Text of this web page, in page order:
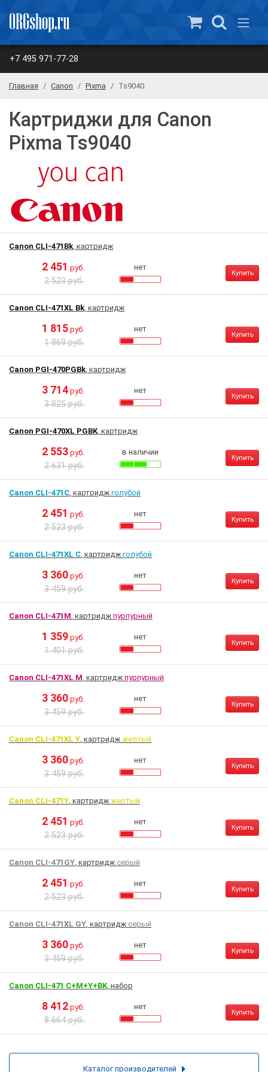
+7 495 971-77-28
Главная Canon Pixma Ts9040
Картриджи для Canon
Pixma Ts9040
Canon CLI-471Bk, картридж
2 451 руб.
2 523 руб.
нет
Купить
Canon CLI-471XL Bk, картридж
1 815 руб.
1 869 руб.
нет
Купить
Canon PGI-470PGBk, картридж
3 714 руб.
3 825 руб.
нет
Купить
Canon PGI-470XL PGBK, картридж
2 553 руб.
2 631 руб.
в наличии
Купить
Canon CLI-471C, картридж голубой
2 451 руб.
2 523 руб.
нет
Купить
Canon CLI-471XL C, картридж голубой
3 360 руб.
3 459 руб.
нет
Купить
Canon CLI-471M, картридж пурпурный
1 359 руб.
1 401 руб.
нет
Купить
Canon CLI-471XL M, картридж пурпурный
3 360 руб.
3 459 руб.
нет
Купить
Canon CLI-471XL Y, картридж желтый
3 360 руб.
3 459 руб.
нет
Купить
Canon CLI-471Y, картридж желтый
2 451 руб.
2 523 руб.
нет
Купить
Canon CLI-471GY, картридж серый
2 451 руб.
2 523 руб.
нет
Купить
Canon CLI-471XL GY, картридж серый
3 360 руб.
3 459 руб.
нет
Купить
Canon CLI-471 C+M+Y+BK, набор
8 412 руб.
8 664 руб.
нет
Купить